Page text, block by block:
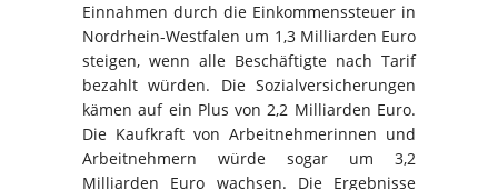
Einnahmen durch die Einkommenssteuer in
Nordrhein-Westfalen um 1,3 Milliarden Euro
steigen, wenn alle Beschäftigte nach Tarif
bezahlt würden. Die Sozialversicherungen
kämen auf ein Plus von 2,2 Milliarden Euro.
Die Kaufkraft von Arbeitnehmerinnen und
Arbeitnehmern würde sogar um 3,2
Milliarden Euro wachsen. Die Ergebnisse